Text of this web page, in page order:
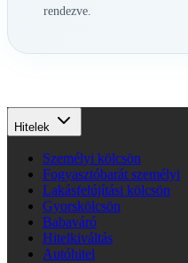
rendezve.
Hitelek
Személyi kölcsön
Fogyasztóbarát személyi
Lakásfelújítási kölcsön
Gyorskölcsön
Babaváró
Hitelkiváltás
Autóhitel